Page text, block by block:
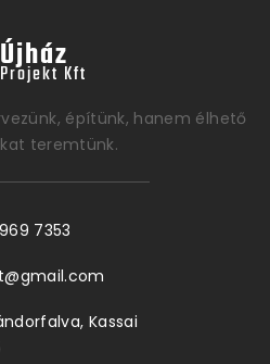
építünk, hanem élhető
teremtünk.
7353
Kassai